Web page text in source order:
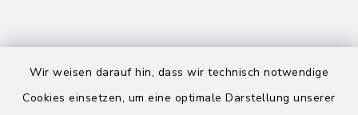
Wir weisen darauf hin, dass wir technisch notwendige
Cookies einsetzen, um eine optimale Darstellung unserer
Kontakt